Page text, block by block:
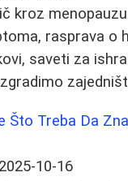
kroz
rasprava o
saveti za
Što Treba Da
2025-10-16